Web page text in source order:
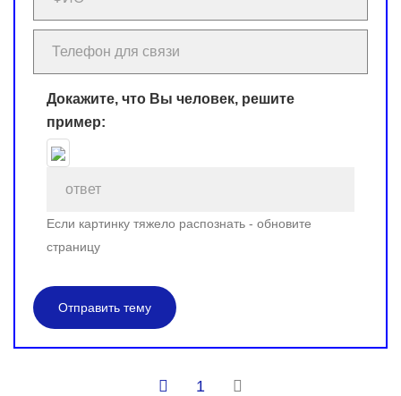
Докажите, что Вы человек, решите
пример:
Если картинку тяжело распознать - обновите
страницу
Отправить тему
1